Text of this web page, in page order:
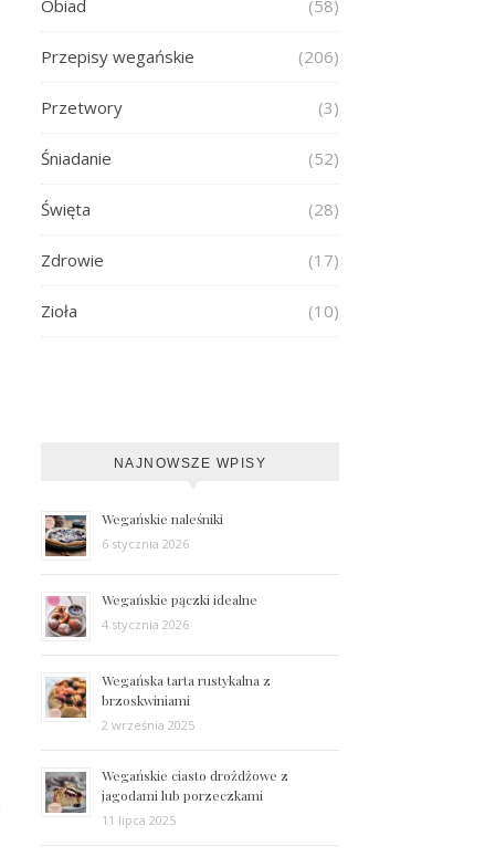
Obiad (58)
Przepisy wegańskie (206)
Przetwory (3)
Śniadanie (52)
Święta (28)
Zdrowie (17)
Zioła (10)
NAJNOWSZE WPISY
Wegańskie naleśniki
6 stycznia 2026
Wegańskie pączki idealne
4 stycznia 2026
Wegańska tarta rustykalna z
brzoskwiniami
2 września 2025
Wegańskie ciasto drożdżowe z
jagodami lub porzeczkami
11 lipca 2025